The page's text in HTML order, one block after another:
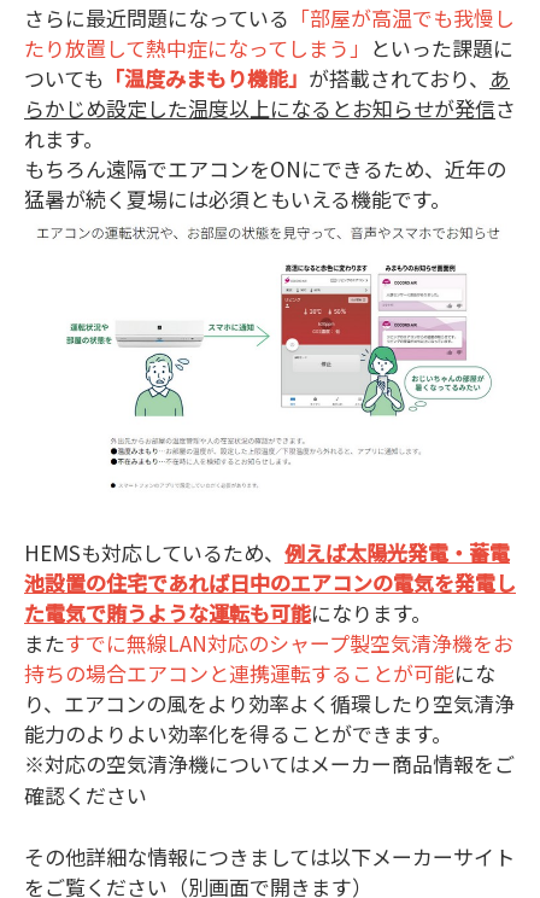
さらに最近問題になっている 「部屋が高温でも我慢し
たり放置して熱中症になってしまう」 といった課題に
ついても 「温度みまもり機能」 が搭載されており、 あ
らかじめ設定した温度以上になるとお知らせが発信さ
れます。
もちろん遠隔でエアコンをONにできるため、近年の
猛暑が続く夏場には必須ともいえる機能です。
HEMSも対応しているため、 例えば太陽光発電・蓄電
池設置の住宅であれば日中のエアコンの電気を発電し
た電気で賄うような運転も可能になります。
またすでに無線LAN対応のシャープ製空気清浄機をお
持ちの場合エアコンと連携運転することが可能にな
り、エアコンの風をより効率よく循環したり空気清浄
能力のよりよい効率化を得ることができます。
※対応の空気清浄機についてはメーカー商品情報をご
確認ください
その他詳細な情報につきましては以下メーカーサイト
をご覧ください（別画面で開きます）